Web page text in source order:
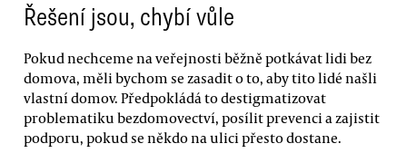
Řešení jsou, chybí vůle
Pokud nechceme na veřejnosti běžně potkávat lidi bez
domova, měli bychom se zasadit o to, aby tito lidé našli
vlastní domov. Předpokládá to destigmatizovat
problematiku bezdomovectví, posílit prevenci a zajistit
podporu, pokud se někdo na ulici přesto dostane.